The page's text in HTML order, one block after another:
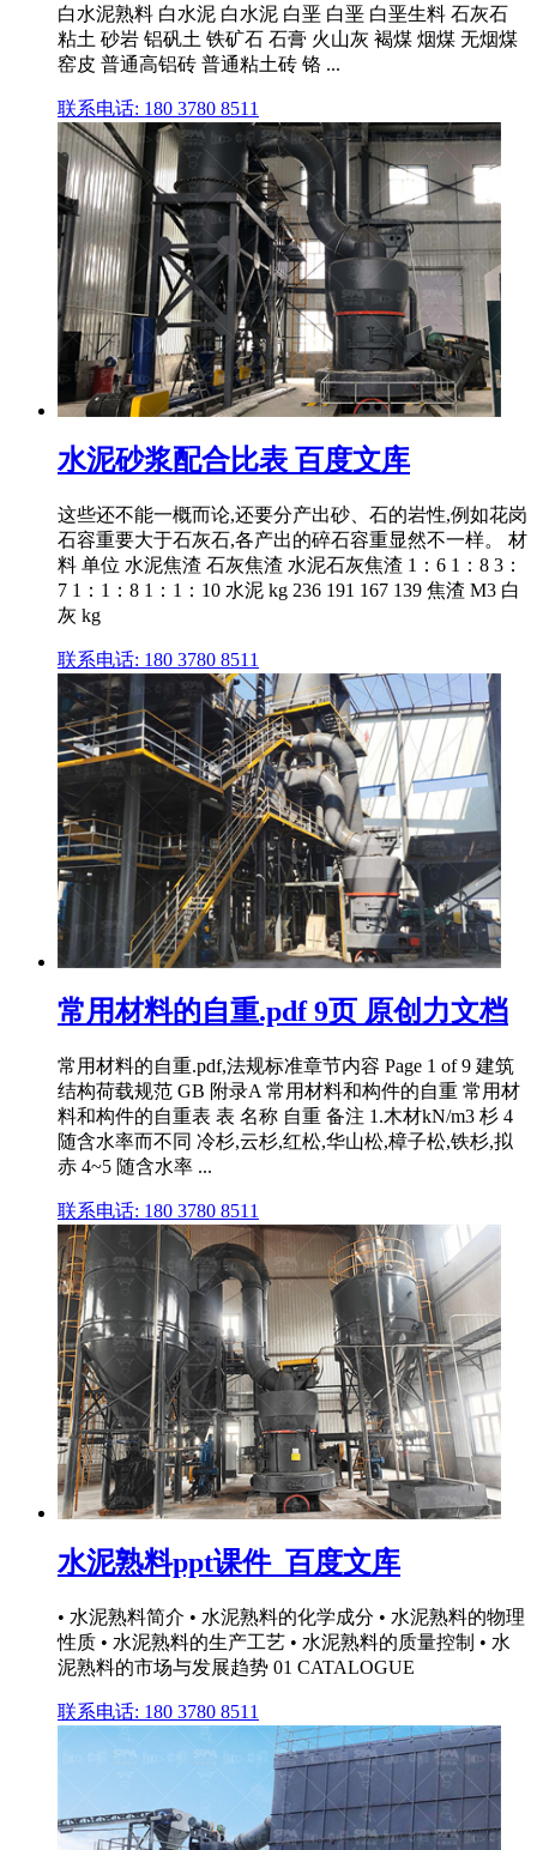
白水泥熟料 白水泥 白水泥 白垩 白垩 白垩生料 石灰石
粘土 砂岩 铝矾土 铁矿石 石膏 火山灰 褐煤 烟煤 无烟煤
窑皮 普通高铝砖 普通粘土砖 铬 ...
联系电话: 180 3780 8511
水泥砂浆配合比表 百度文库
这些还不能一概而论,还要分产出砂、石的岩性,例如花岗
石容重要大于石灰石,各产出的碎石容重显然不一样。 材
料 单位 水泥焦渣 石灰焦渣 水泥石灰焦渣 1：6 1：8 3：
7 1：1：8 1：1：10 水泥 kg 236 191 167 139 焦渣 M3 白
灰 kg
联系电话: 180 3780 8511
常用材料的自重.pdf 9页 原创力文档
常用材料的自重.pdf,法规标准章节内容 Page 1 of 9 建筑
结构荷载规范 GB 附录A 常用材料和构件的自重 常用材
料和构件的自重表 表 名称 自重 备注 1.木材kN/m3 杉 4
随含水率而不同 冷杉,云杉,红松,华山松,樟子松,铁杉,拟
赤 4~5 随含水率 ...
联系电话: 180 3780 8511
水泥熟料ppt课件_百度文库
• 水泥熟料简介 • 水泥熟料的化学成分 • 水泥熟料的物理
性质 • 水泥熟料的生产工艺 • 水泥熟料的质量控制 • 水
泥熟料的市场与发展趋势 01 CATALOGUE
联系电话: 180 3780 8511